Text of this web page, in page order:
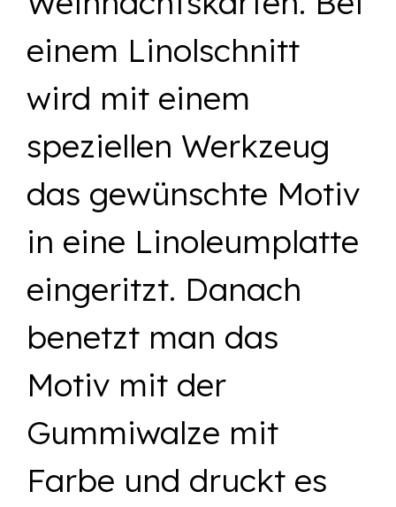
einem Linolschnitt
wird mit einem
speziellen Werkzeug
das gewünschte Motiv
in eine Linoleumplatte
eingeritzt. Danach
benetzt man das
Motiv mit der
Gummiwalze mit
Farbe und druckt es